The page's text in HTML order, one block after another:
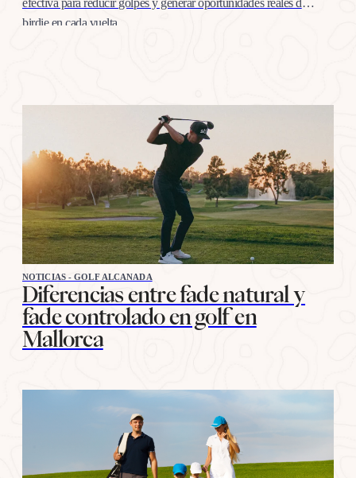
efectiva para reducir golpes y generar oportunidades reales de
birdie en cada vuelta
NOTICIAS - GOLF ALCANADA
Diferencias entre fade natural y
fade controlado en golf en
Mallorca